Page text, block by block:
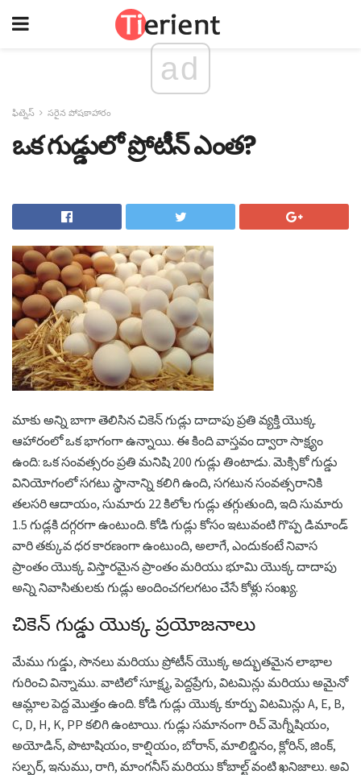
ad
ఫిట్నెస్ సరైన పోషకాహారం
ఒక గుడ్డులో ప్రోటీన్ ఎంత?
మాకు అన్ని బాగా తెలిసిన చికెన్ గుడ్లు దాదాపు ప్రతి వ్యక్తి యొక్క
ఆహారంలో ఒక భాగంగా ఉన్నాయి. ఈ కింది వాస్తవం ద్వారా సాక్ష్యం
ఉంది: ఒక సంవత్సరం ప్రతి మనిషి 200 గుడ్లు తింటాడు. మెక్సికో గుడ్డు
వినియోగంలో సగటు స్థానాన్ని కలిగి ఉంది, సగటున సంవత్సరానికి
తలసరి ఆదాయం, సుమారు 22 కిలోల గుడ్లు తగ్గుతుంది, ఇది సుమారు
1.5 గుడ్లకి దగ్గరగా ఉంటుంది. కోడి గుడ్లు కోసం ఇటువంటి గొప్ప డిమాండ్
వారి తక్కువ ధర కారణంగా ఉంటుంది, అలాగే, ఎందుకంటే నివాస
ప్రాంతం యొక్క విస్తారమైన ప్రాంతం మరియు భూమి యొక్క దాదాపు
అన్ని నివాసితులకు గుడ్లు అందించగలగటం చేసే కోళ్లు సంఖ్య.
చికెన్ గుడ్డు యొక్క ప్రయోజనాలు
మేము గుడ్డు, సొనలు మరియు ప్రోటీన్ యొక్క అద్భుతమైన లాభాల
గురించి విన్నాము. వాటిలో సూక్ష్మ, పెద్దప్రేగు, విటమిన్లు మరియు అమైనో
ఆమ్లాల పెద్ద మొత్తం ఉంది. కోడి గుడ్లు యొక్క కూర్పు విటమిన్లు A, E, B,
C, D, H, K, PP కలిగి ఉంటాయి. గుడ్లు సమానంగా రిచ్ మెగ్నీషియం,
అయోడిన్, పొటాషియం, కాల్షియం, బోరాన్, మాలిబ్డినం, క్లోరిన్, జింక్,
సల్ఫర్, ఇనుము, రాగి, మాంగనీస్ మరియు కోబాల్ట్ వంటి ఖనిజాలు. అవి